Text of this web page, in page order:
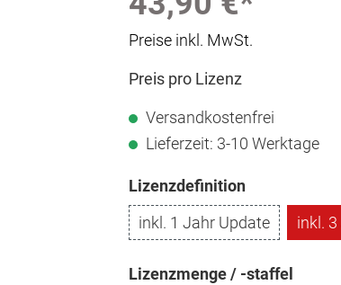
Preise inkl. MwSt.
Preis pro Lizenz
Versandkostenfrei
Lieferzeit: 3-10 Werktage
Lizenzdefinition
inkl. 1 Jahr Update
inkl.
Lizenzmenge / -staffel